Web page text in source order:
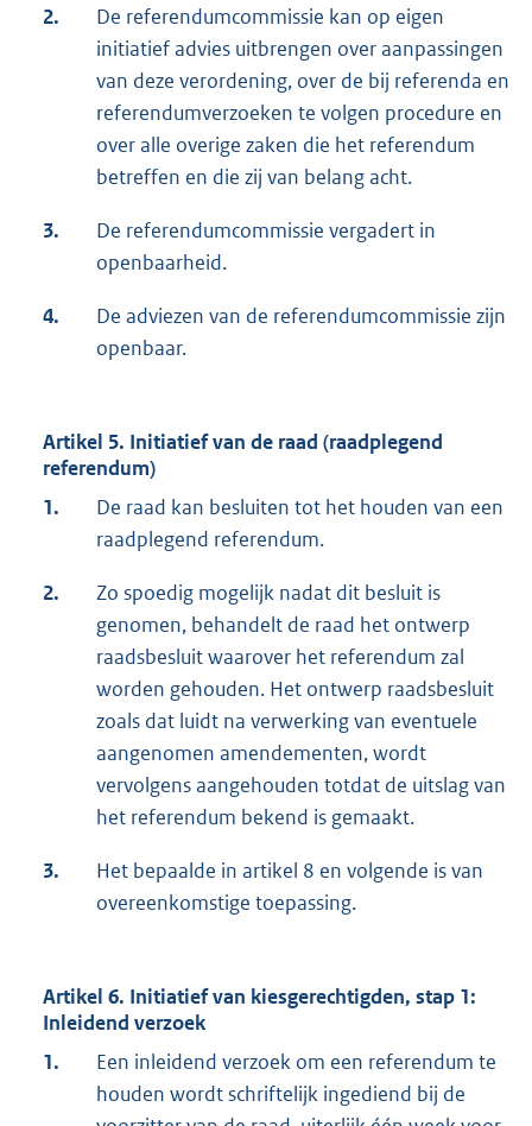
2.
De referendumcommissie kan op eigen
initiatief advies uitbrengen over aanpassingen
van deze verordening, over de bij referenda en
referendumverzoeken te volgen procedure en
over alle overige zaken die het referendum
betreffen en die zij van belang acht.
3.
De referendumcommissie vergadert in
openbaarheid.
4.
De adviezen van de referendumcommissie zijn
openbaar.
Artikel 5. Initiatief van de raad (raadplegend
referendum)
1.
De raad kan besluiten tot het houden van een
raadplegend referendum.
2.
Zo spoedig mogelijk nadat dit besluit is
genomen, behandelt de raad het ontwerp
raadsbesluit waarover het referendum zal
worden gehouden. Het ontwerp raadsbesluit
zoals dat luidt na verwerking van eventuele
aangenomen amendementen, wordt
vervolgens aangehouden totdat de uitslag van
het referendum bekend is gemaakt.
3.
Het bepaalde in artikel 8 en volgende is van
overeenkomstige toepassing.
Artikel 6. Initiatief van kiesgerechtigden, stap 1:
Inleidend verzoek
1.
Een inleidend verzoek om een referendum te
houden wordt schriftelijk ingediend bij de